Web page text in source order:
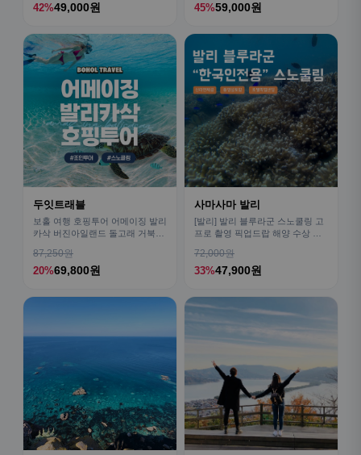
42%49,000원 45%59,000원
두잇트래블
보홀 여행 호핑투어 어메이징 발리
카삭 버진아일랜드 돌고래 거북이
87,250원
20%69,800원
사마사마 발리
[발리] 발리 블루라군 스노쿨링 고
프로 촬영 픽업드랍 해양 수상 액
72,000원
33%47,900원